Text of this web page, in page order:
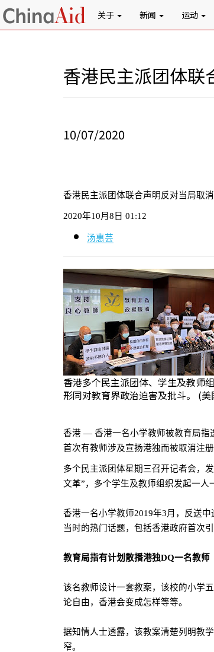
关于 新闻 运动
香港民主派团体联
10/07/2020
香港民主派团体联合声明反对当局取
2020年10月 8 日 01:12
汤惠芸
香港多个民主派团体、学生及教师
形同对教育界政治迫害及批斗。 (
香港 — 香港一名小学教师被教育局指
首次有教师涉及宣扬港独而被取消注
多个民主派团体星期三召开记者会，
文革”，多个学生及教师组织发起一人
香港一名小学教师2019年3月，反送
当时的热门话题，包括香港政府首次
教育局指有计划散播港独DQ一名教师
该名教师设计一套教案，该校的小学
论自由，香港会变成怎样等等。
据知情人士透露，该教案清楚列明教
窄。